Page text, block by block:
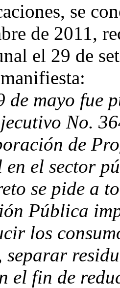
se
de 2011,
el 29 de
de mayo fue
No.
de
el sector
se pide a
Pública
los
separar
el fin de